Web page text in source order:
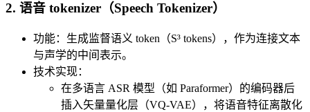
2. ​​语音 tokenizer（Speech Tokenizer）​​
​​功能​​：生成​​监督语义 token（S³ tokens）​​，作为连接文本
与声学的中间表示。
​​技术实现​​：
在多语言 ASR 模型（如 Paraformer）的编码器后
插入​​矢量量化层（VQ-VAE）​​，将语音特征离散化